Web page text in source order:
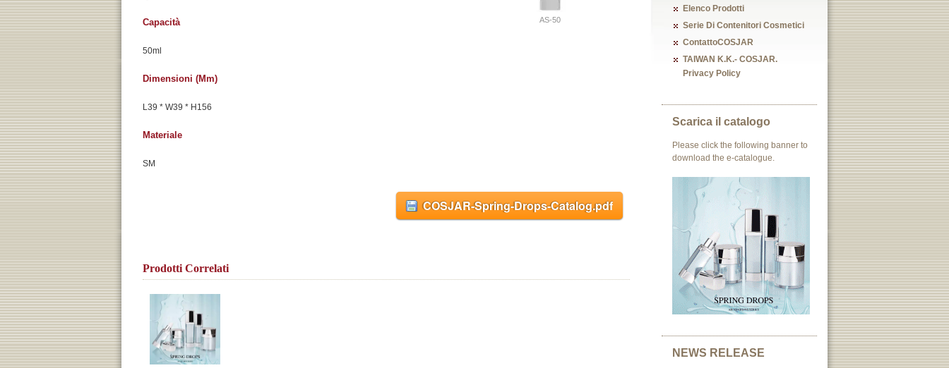
AS-50
Capacità
50ml
Dimensioni (mm)
L39 * W39 * H156
Materiale
SM
COSJAR-Spring-Drops-Catalog.pdf
Prodotti Correlati
Elenco Prodotti
Serie Di Contenitori Cosmetici
ContattoCOSJAR
TAIWAN K.K.- COSJAR.
Privacy Policy
Scarica il catalogo
Please click the following banner to
download the e-catalogue.
NEWS RELEASE